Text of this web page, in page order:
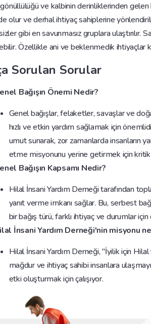
ve kalbinin derinliklerinden
olur ve derhal ihtiyaç sahiplerine
gibi en savunmasız gruplara ulaştırılır.
Özellikle ani ve beklenmedik ihtiyaçlar
Sorulan Sorular
Bağışın Önemi Nedir?
Genel bağışlar, felaketler, savaşlar ve
hızlı ve etkin yardım sağlamak için
umut sunarak, zor zamanlarda insanların
etme misyonunu yerine getirmek için
Bağışın Kapsamı Nedir?
Hilal İnsani Yardım Derneği tarafından
yanıt verme imkanı sağlar. Bu, serbest
bir bağış türü, farklı ihtiyaç ve durumlar
İnsani Yardım Derneği'nin misyonu
Hilal İnsani Yardım Derneği, "İyilik için
mağdur ve ihtiyaç sahibi insanlara
etki oluşturmak için çalışıyor.